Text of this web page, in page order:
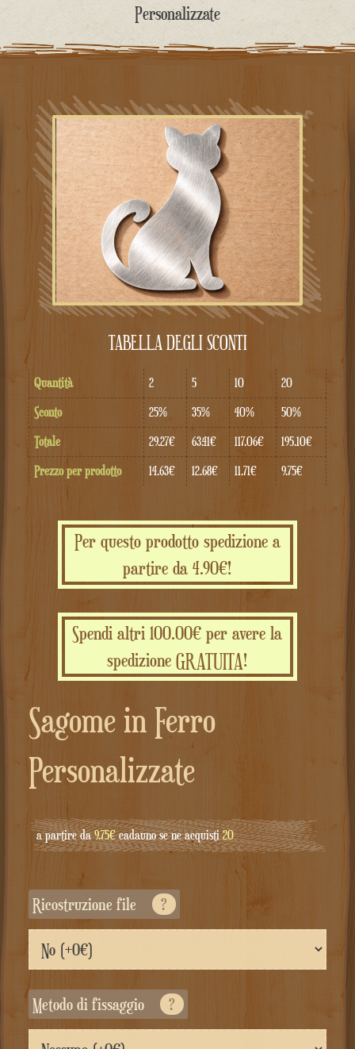
Personalizzate
TABELLA DEGLI SCONTI
Quantità 2 5 10
20
Sconto
25% 35% 40%
50%
Totale
29.27€ 63.41€ 117.06€
195.10€
Prezzo per prodotto
14.63€ 12.68€ 11.71€ 9.75€
Per questo prodotto spedizione a
partire da 4.90€!
Spendi altri 100.00€ per avere la
spedizione GRATUITA!
Sagome in Ferro
Personalizzate
a partire da9.75€cadauno se ne acquisti20
Ricostruzione file ?
Metodo di fissaggio ?